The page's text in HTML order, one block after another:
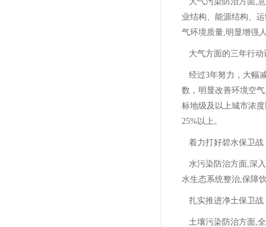
业结构、能源结构、
气环境质量,明显增强
大气方面的三年行动
经过3年努力，大幅
数，明显改善环境空
标地级及以上城市浓
25%以上。
着力打好碧水保卫战
水污染防治方面,深
水生态系统整治,保障
扎实推进净土保卫战
土壤污染防治方面,